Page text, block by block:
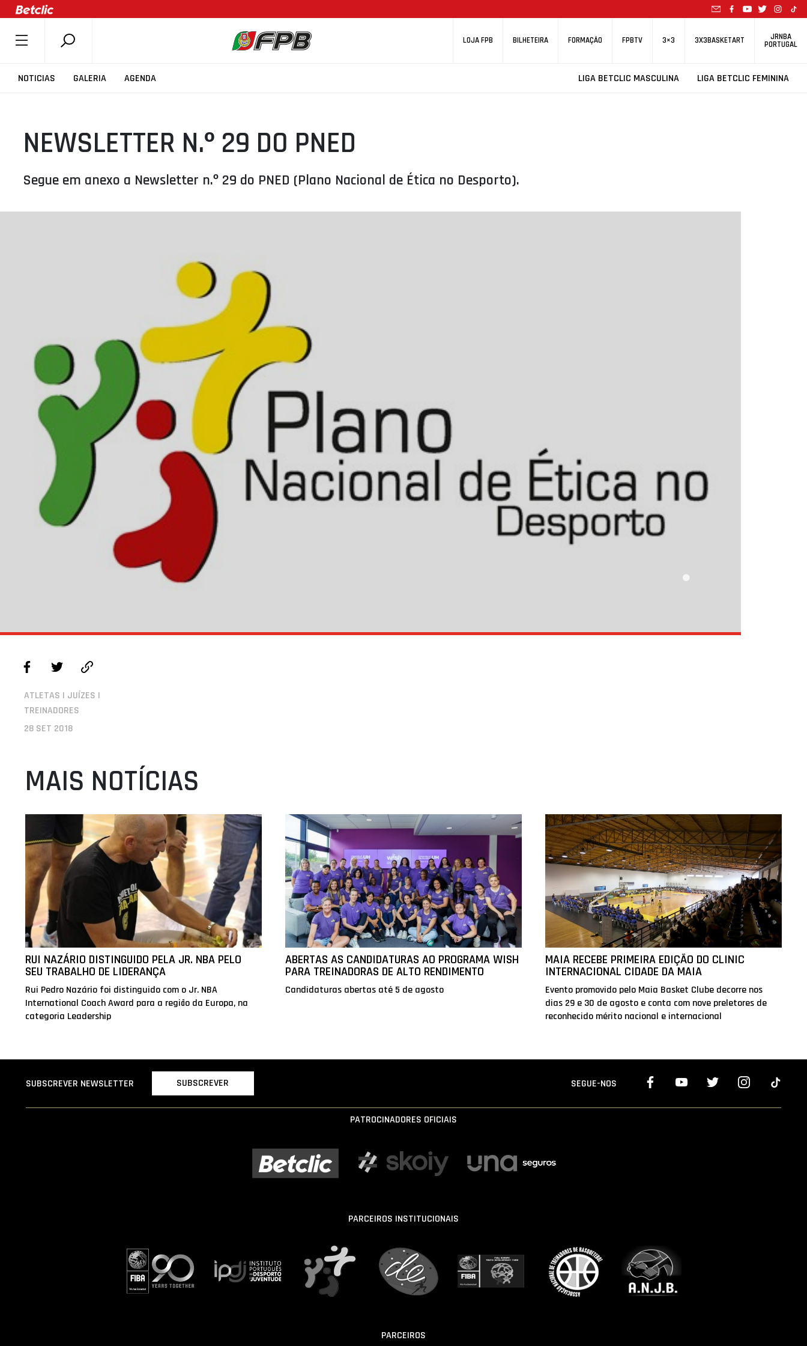
LOJA FPB BILHETEIRA FORMAÇÃO FPBTV 3×3 3X3BASKETART JRNBA
PORTUGAL
NOTICIAS GALERIA AGENDA LIGA BETCLIC MASCULINA LIGA BETCLIC FEMININA
SOBRE A FPB
COMPETIÇÕES
ASSOCIAÇÕES
CLUBES
NEWSLETTER N.º 29 DO PNED
Segue em anexo a Newsletter n.º 29 do PNED (Plano Nacional de Ética no Desporto).
ATLETAS | JUÍZES |
TREINADORES
28 SET 2018
MAIS NOTÍCIAS
RUI NAZÁRIO DISTINGUIDO PELA JR. NBA PELO
SEU TRABALHO DE LIDERANÇA
Rui Pedro Nazário foi distinguido com o Jr. NBA
International Coach Award para a região da Europa, na
categoria Leadership
ABERTAS AS CANDIDATURAS AO PROGRAMA WISH
PARA TREINADORAS DE ALTO RENDIMENTO
Candidaturas abertas até 5 de agosto
MAIA RECEBE PRIMEIRA EDIÇÃO DO CLINIC
INTERNACIONAL CIDADE DA MAIA
Evento promovido pelo Maia Basket Clube decorre nos
dias 29 e 30 de agosto e conta com nove preletores de
reconhecido mérito nacional e internacional
SUBSCREVER NEWSLETTER SUBSCREVER SEGUE-NOS
PATROCINADORES OFICIAIS
PARCEIROS INSTITUCIONAIS
PARCEIROS